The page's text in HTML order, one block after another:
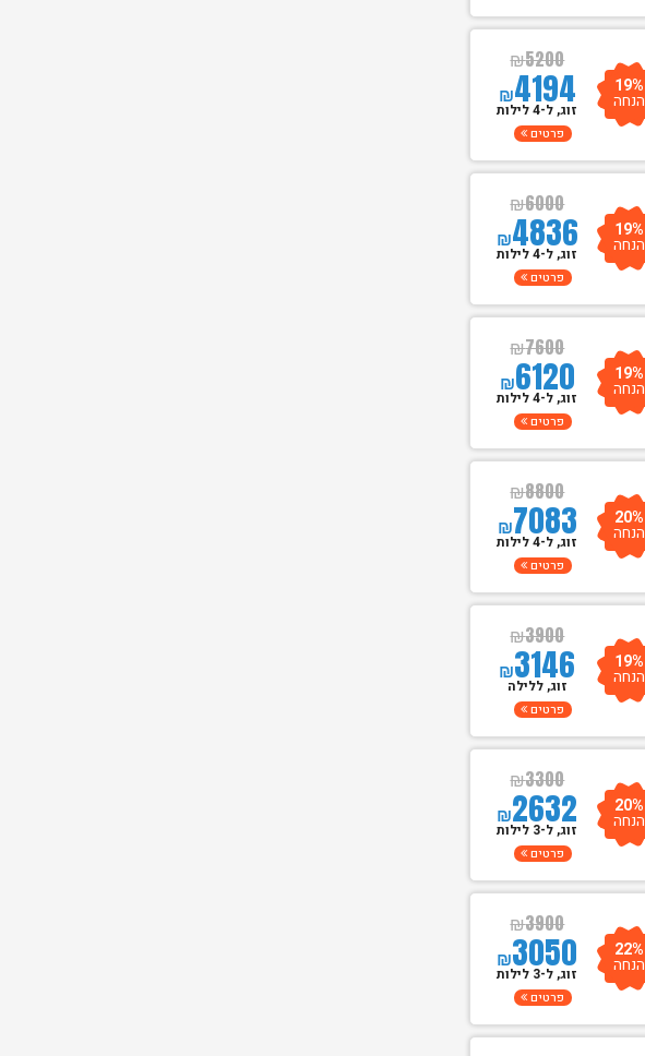
₪5200
₪4194 19%
הנחה זוג, ל-4 לילות
פרטים
₪6000
₪4836 19%
הנחה זוג, ל-4 לילות
פרטים
₪7600
₪6120 19%
הנחה זוג, ל-4 לילות
פרטים
₪8800
₪7083 20%
הנחה זוג, ל-4 לילות
פרטים
₪3900
₪3146 19%
הנחה זוג, ללילה
פרטים
₪3300
₪2632 20%
הנחה זוג, ל-3 לילות
פרטים
₪3900
₪3050 22%
הנחה זוג, ל-3 לילות
פרטים